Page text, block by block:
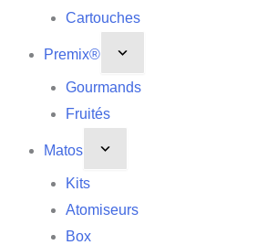
Cartouches
Premix®
Gourmands
Fruités
Matos
Kits
Atomiseurs
Box